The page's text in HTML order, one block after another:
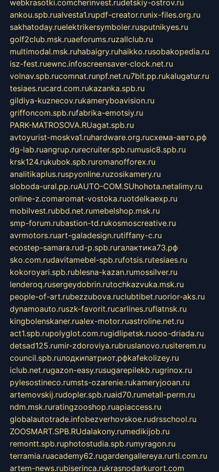
webkrasotki.comcherinvest.rudetskiy-ostrov.ru
ankou.spb.rualvesta1.rupdf-creator.runix-files.org.ru
sakhatoday.ruelektrikersymboler.rusputnikyes.ru
golf2club.msk.ruaeforums.ruzallclub.ru
multimodal.msk.ruhabaigry.ruhaikko.rusobakopedia.ru
isz-fest.ruewnc.infoscreensaver-clock.net.ru
volnav.spb.rucomnat.runpf.net.ru7bit.pp.rukalugatur.ru
tesiaes.rucard.com.rukazanka.spb.ru
gildiya-kuznecov.rukameryboavision.ru
griffoncom.spb.rufabrika-emotsiy.ru
PARK-MATROSOVA.RUagat.spb.ru
avtoyurist-moskva1.ruhardware.org.ruсхема-авто.рф
dg-lab.ruangrup.rurecruiter.spb.rumusic8.spb.ru
krsk124.rukubok.spb.ruromanofforex.ru
analitikaplus.ruspyonline.ruzosikamery.ru
sloboda-ural.pp.ruAUTO-COM.SUhohota.netalimy.ru
online-z.comaromat-vostoka.ruotdelkaexp.ru
mobilvest.rubbd.net.rumebelshop.msk.ru
smp-forum.rubastion-td.rukosmoscreative.ru
avrmotors.ruart-galadesign.rutiffany-c.ru
ecostep-samara.rud-p.spb.ruгалактика73.рф
sko.com.rudavitamebel-spb.rufotsis.rutesiaes.ru
kokoroyari.spb.rublesna-kazan.rumossilver.ru
lenderoq.rusergeydobrin.rutochkazvuka.msk.ru
people-of-art.rubezzubova.ruclubtibet.ruorior-aks.ru
dynamoauto.ruszk-favorit.rucarlines.ruflatnsk.ru
kingbolenskaner.rualex-motor.ruastroline.net.ru
act1.spb.rupolyglot.com.rugidlipetsk.ruooo-driada.ru
detsad125.rumir-zdoroviya.rubruslanovo.rusiterem.ru
council.spb.ruлодкипатриот.рфkafekolizey.ru
iclub.net.rugazon-easy.rusugarepilekb.rugrinox.ru
pylesostineco.rumsts-ozarenie.rukameryjooan.ru
artemovskij.rudopler.spb.ruaid70.rumetall-perm.ru
ndm.msk.ruratingzooshop.ruapiaccess.ru
globalautotrade.infobezverhovskoe.rudrsschool.ru
ZOOSMART.SPB.RUdalakony.rumedikijob.ru
remontt.spb.ruphotostudia.spb.rumyragon.ru
terramia.ruacademy62.rugardengallereya.rurti.com.ru
artem-news.rubiserinca.rukrasnodarkurort.com